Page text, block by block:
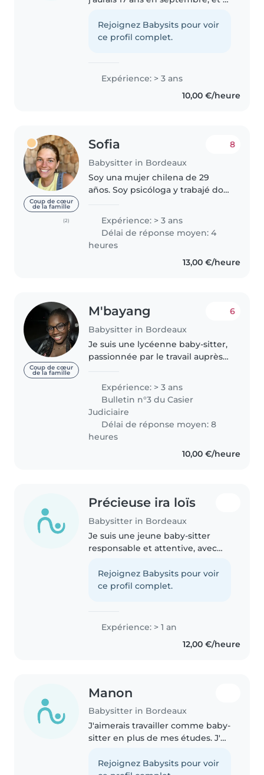
J'aimerais plus tard travailler
dans le droit. Je fais
Rejoignez Babysits pour voir
ce profil complet.
Expérience: > 3 ans
10,00 €/heure
Coup de cœur
de la famille
(2)
Sofia
Babysitter in Bordeaux
8
Soy una mujer chilena de 29
años. Soy psicóloga y trabajé dos
venirme a Francia, donde trabajé
muy de cerca con todo tipo de
niños, incluyendo con
necesidades..
Expérience: > 3 ans
Délai de réponse moyen: 4
heures
13,00 €/heure
Coup de cœur
de la famille
M'bayang
Babysitter in Bordeaux
6
Je suis une lycéenne baby-sitter,
passionnée par le travail auprès
d'expérience auprès des tout-
petits, des enfants d'âge
préscolaire, primaire et même
des..
Expérience: > 3 ans
Bulletin n°3 du Casier
Judiciaire
Délai de réponse moyen: 8
heures
10,00 €/heure
Précieuse ira loïs
Babysitter in Bordeaux
Je suis une jeune baby-sitter
responsable et attentive, avec
garde d'enfants, notamment
auprès de tout-petits, d'enfants
Rejoignez Babysits pour voir
ce profil complet.
Expérience: > 1 an
12,00 €/heure
Manon
Babysitter in Bordeaux
J'aimerais travailler comme baby-
sitter en plus de mes études. J'ai
mes petits frères/sœurs ou
Rejoignez Babysits pour voir